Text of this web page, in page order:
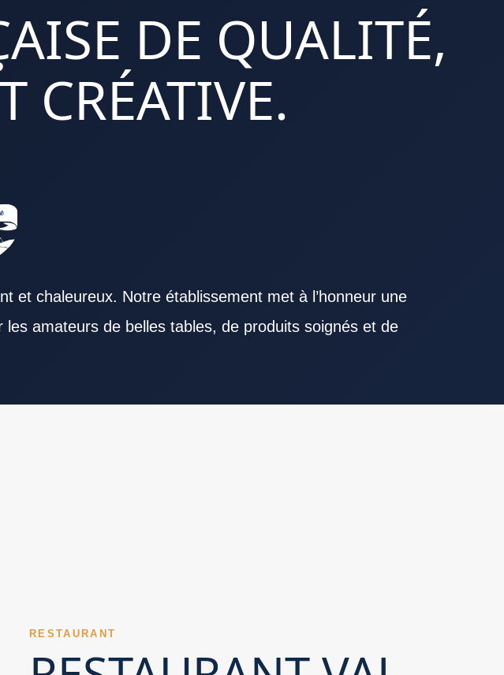
DE QUALITÉ,
CRÉATIVE.
et chaleureux. Notre établissement met à l’honneur une
amateurs de belles tables, de produits soignés et de
RESTAURANT